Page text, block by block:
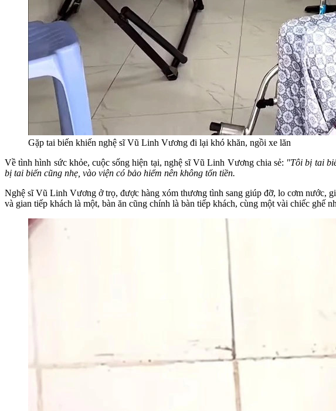
Gặp tai biến khiến nghệ sĩ Vũ Linh Vương đi lại khó khăn, ngồi xe lăn
Về tình hình sức khỏe, cuộc sống hiện tại, nghệ sĩ Vũ Linh Vương chia sẻ: "Tôi bị tai
bị tai biến cũng nhẹ, vào viện có bảo hiểm nên không tốn tiền.
Nghệ sĩ Vũ Linh Vương ở trọ, được hàng xóm thương tình sang giúp đỡ, lo cơm nước,
và gian tiếp khách là một, bàn ăn cũng chính là bàn tiếp khách, cùng một vài chiếc